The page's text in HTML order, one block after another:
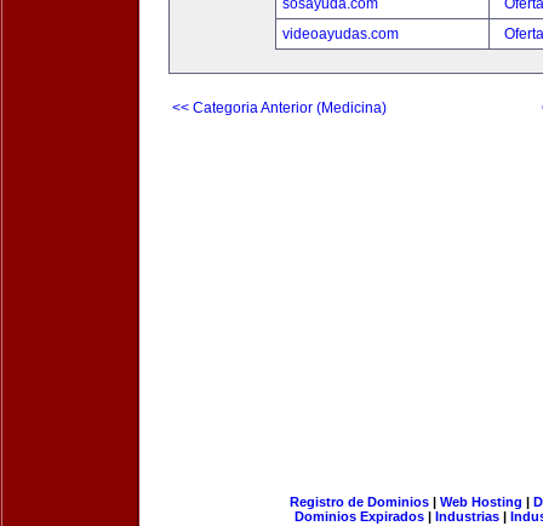
sosayuda.com
videoayudas.com
<< Categoria Anterior (Medicina)
Registro de Dominios| Web Hosting |
Dominios Expirados | Industrias |